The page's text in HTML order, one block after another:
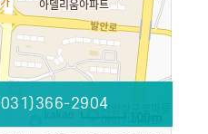
031)366-2904